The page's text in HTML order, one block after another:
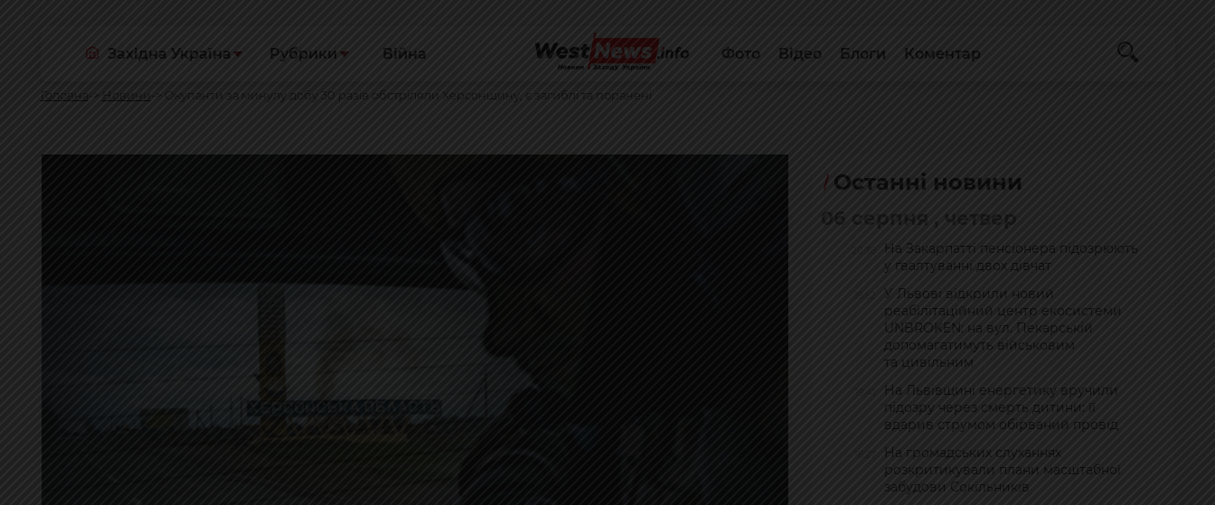
Західна Україна Рубрики Війна Фото Відео Блоги Коментар
Головна Новини Окупанти за минулу добу 30 разів обстріляли Херсонщину, є загиблі та поранені
Останні новини
06 серпня , четвер
На Закарпатті пенсіонера підозрюють
у ґвалтуванні двох дівчат
У Львові відкрили новий
реабілітаційний центр екосистеми
UNBROKEN: на вул. Пекарській
допомагатимуть військовим
та цивільним
На Львівщині енергетику вручили
підозру через смерть дитини: її
вдарив струмом обірваний провід
На громадських слуханнях
розкритикували плани масштабної
забудови Сокільників